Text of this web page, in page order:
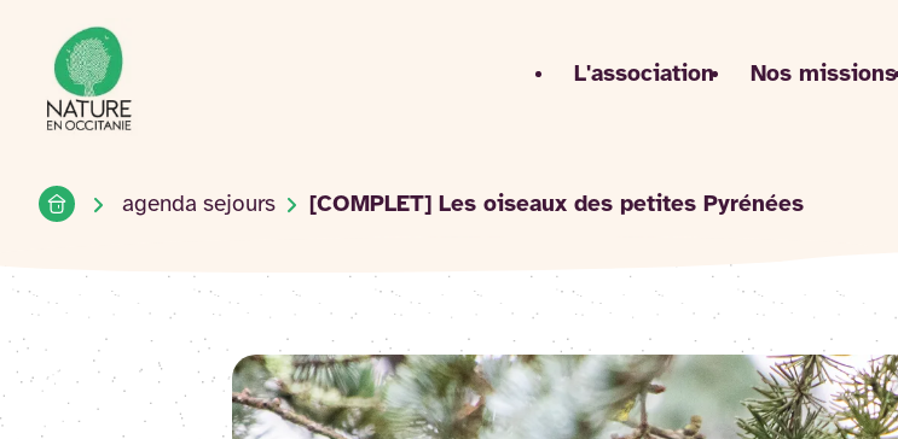
Accéder
au
contenu
Accueil du site
L'association
Nos missions
Accueilagenda sejours [COMPLET] Les oiseaux des petites Pyrénées